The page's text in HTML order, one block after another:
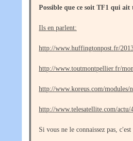
Possible que ce soit TF1 qui
Ils en parlent:
http://www.huffingtonpost.fr/
http://www.toutmontpellier.fr/
http://www.koreus.com/modules/
http://www.telesatellite.com/
Si vous ne le connaissez pas,